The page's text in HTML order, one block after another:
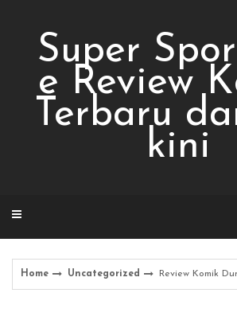
Super
e Review
Terbaru
kini
Home Uncategorized Review Komik